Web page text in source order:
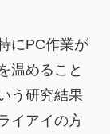
にPC作業が
温めること
う研究結果
イアイの方